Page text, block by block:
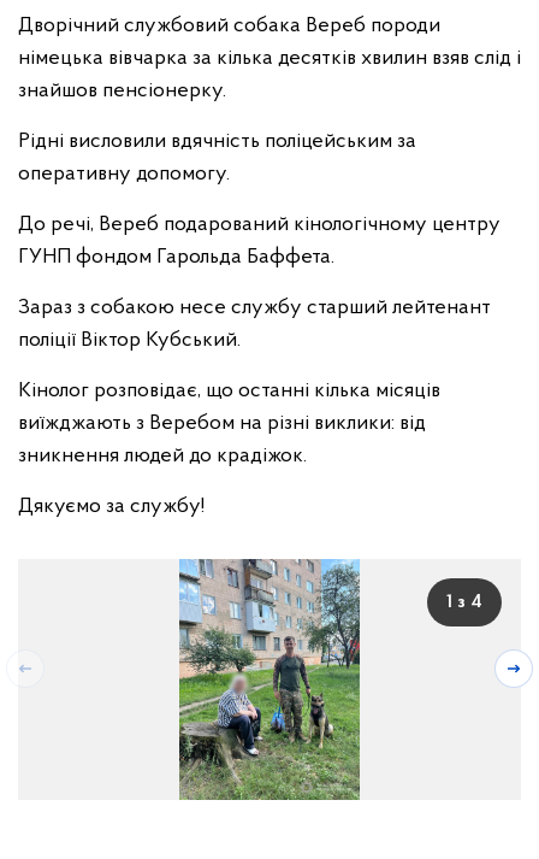
Дворічний службовий собака Вереб породи
німецька вівчарка за кілька десятків хвилин взяв слід і
знайшов пенсіонерку.
Рідні висловили вдячність поліцейським за
оперативну допомогу.
До речі, Вереб подарований кінологічному центру
ГУНП фондом Гарольда Баффета.
Зараз з собакою несе службу старший лейтенант
поліції Віктор Кубський.
Кінолог розповідає, що останні кілька місяців
виїжджають з Веребом на різні виклики: від
зникнення людей до крадіжок.
Дякуємо за службу!
1 з 4